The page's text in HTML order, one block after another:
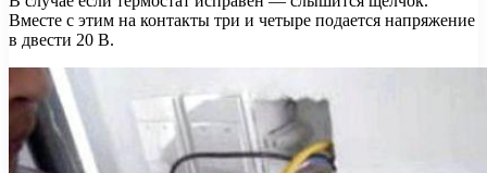
Вместе с этим на контакты три и четыре подается напряжение
в двести 20 В.